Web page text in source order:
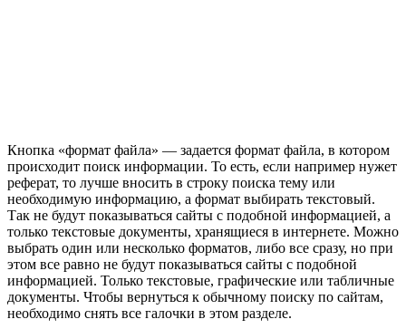
Кнопка «формат файла» — задается формат файла, в котором
происходит поиск информации. То есть, если например нужет
реферат, то лучше вносить в строку поиска тему или
необходимую информацию, а формат выбирать текстовый.
Так не будут показываться сайты с подобной информацией, а
только текстовые документы, хранящиеся в интернете. Можно
выбрать один или несколько форматов, либо все сразу, но при
этом все равно не будут показываться сайты с подобной
информацией. Только текстовые, графические или табличные
документы. Чтобы вернуться к обычному поиску по сайтам,
необходимо снять все галочки в этом разделе.